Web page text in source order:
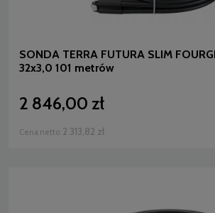
SONDA TERRA FUTURA SLIM
32x3,0 101 metrów
2 846,00 zł
Cena netto: 2 313,82 zł